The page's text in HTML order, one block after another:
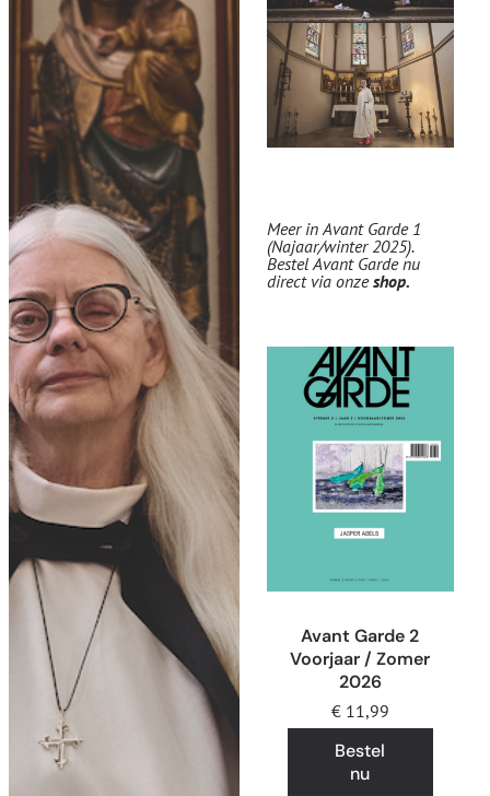
Meer in Avant Garde 1
(Najaar/winter 2025).
Bestel Avant Garde nu
direct via onzeshop.
Avant Garde 2
Voorjaar / Zomer
2026
€11,99
Bestel
nu